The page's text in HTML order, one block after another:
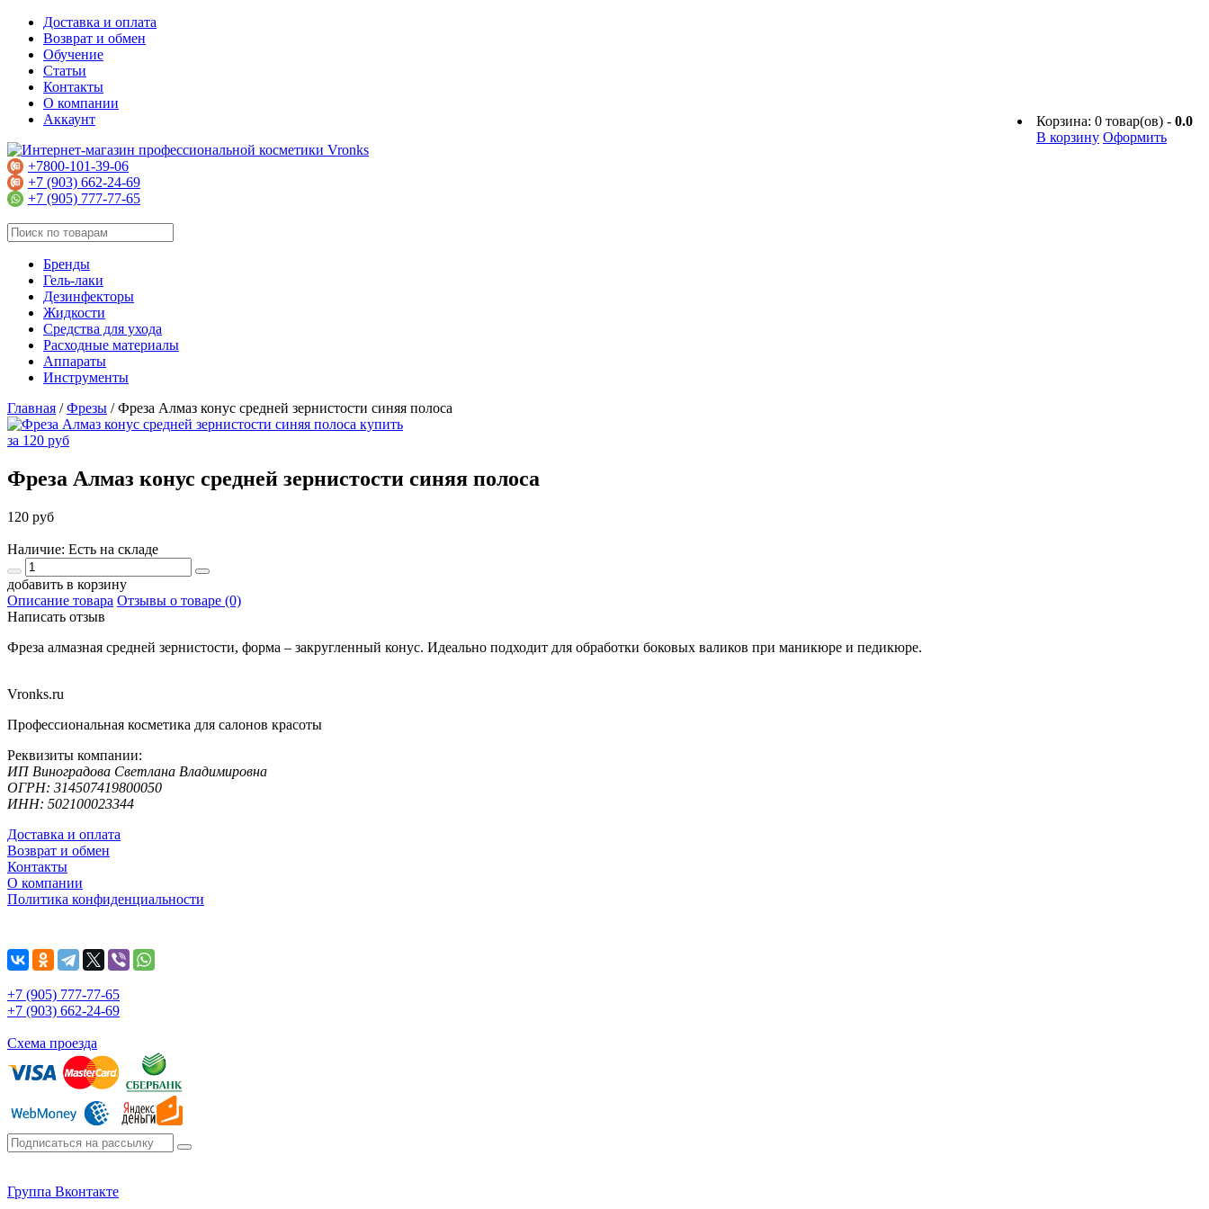
Доставка и оплата
Возврат и обмен
Обучение
Статьи
Контакты
О компании
Корзина: 0 товар(ов) - 0.0
В корзину Оформить
Аккаунт
+7800-101-39-06
+7 (903) 662-24-69
+7 (905) 777-77-65
Бренды
Гель-лаки
Дезинфекторы
Жидкости
Средства для ухода
Расходные материалы
Аппараты
Инструменты
Главная /Фрезы /Фреза Алмаз конус средней зернистости синяя полоса
Фреза Алмаз конус средней зернистости синяя полоса
120 руб
Наличие: Есть на складе
добавить в корзину
Описание товара Отзывы о товаре (0)
Написать отзыв
Фреза алмазная средней зернистости, форма – закругленный конус. Идеально подходит для обработки боковых валиков при маникюре и педикюре.
Vronks.ru
Профессиональная косметика для салонов красоты
Реквизиты компании:
ИП Виноградова Светлана Владимировна
ОГРН: 314507419800050
ИНН: 502100023344
Доставка и оплата
Возврат и обмен
Контакты
О компании
Политика конфиденциальности
+7 (905) 777-77-65
+7 (903) 662-24-69
Схема проезда
Группа Вконтакте